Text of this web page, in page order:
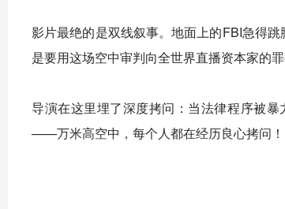
影片最绝的是双线叙事。地面上的FBI急得
是要用这场空中审判向全世界直播资本家的
导演在这里埋了深度拷问：当法律程序被
——万米高空中，每个人都在经历良心拷问